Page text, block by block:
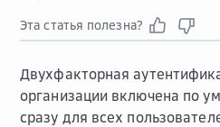
Эта статья полезна?
Двухфакторная
организации включена по
сразу для всех